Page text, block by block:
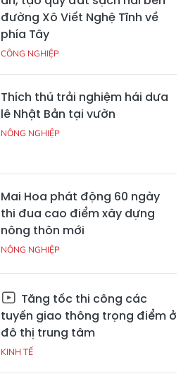
đường Xô Viết Nghệ Tĩnh về
phía Tây
CÔNG NGHIỆP
Thích thú trải nghiệm hái dưa
lê Nhật Bản tại vườn
NÔNG NGHIỆP
Mai Hoa phát động 60 ngày
thi đua cao điểm xây dựng
nông thôn mới
NÔNG NGHIỆP
Tăng tốc thi công các
tuyến giao thông trọng điểm ở
đô thị trung tâm
KINH TẾ